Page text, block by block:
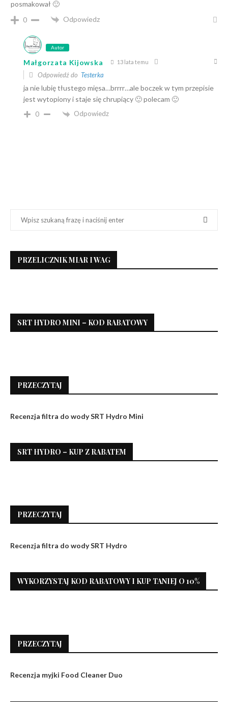
posmakował 🙂
0
Odpowiedz
Autor
Małgorzata Kijowska 13 lata temu
Odpowiedź do Testerka
ja nie lubię tłustego mięsa…brrrr…ale boczek w tym przepisie
jest wytopiony i staje się chrupiący 🙂 polecam 🙂
0 Odpowiedz
PRZELICZNIK MIAR I WAG
SRT HYDRO MINI – KOD RABATOWY
PRZECZYTAJ
Recenzja filtra do wody SRT Hydro Mini
SRT HYDRO – KUP Z RABATEM
PRZECZYTAJ
Recenzja filtra do wody SRT Hydro
WYKORZYSTAJ KOD RABATOWY I KUP TANIEJ O 10%
PRZECZYTAJ
Recenzja myjki Food Cleaner Duo